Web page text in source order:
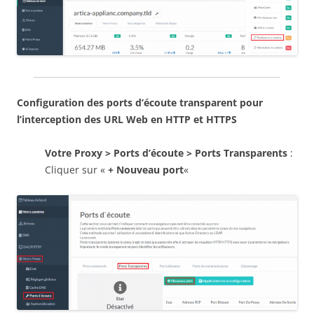
Configuration des ports d’écoute transparent pour
l’interception des URL Web en HTTP et HTTPS
Votre Proxy > Ports d’écoute > Ports Transparents :
Cliquer sur « + Nouveau port«